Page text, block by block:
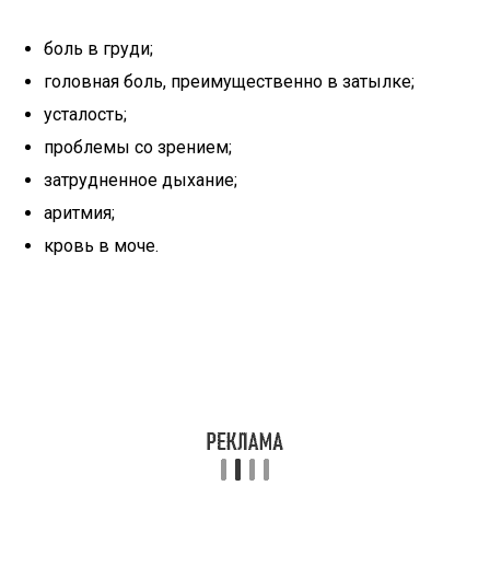
боль в груди;
головная боль, преимущественно в затылке;
усталость;
проблемы со зрением;
затрудненное дыхание;
аритмия;
кровь в моче.